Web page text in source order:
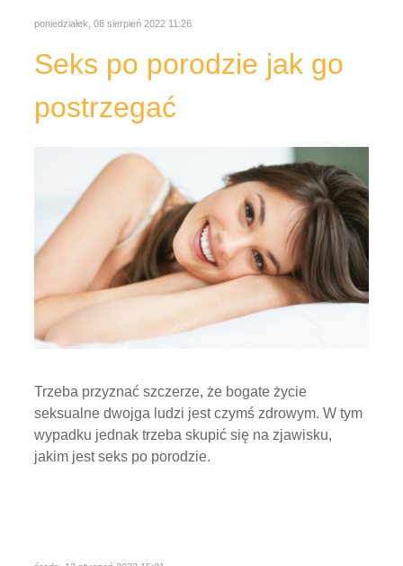
poniedziałek, 08 sierpień 2022 11:26
Seks po porodzie jak go
postrzegać
Trzeba przyznać szczerze, że bogate życie
seksualne dwojga ludzi jest czymś zdrowym. W tym
wypadku jednak trzeba skupić się na zjawisku,
jakim jest seks po porodzie.